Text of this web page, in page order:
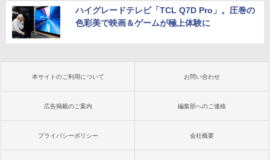
ハイグレードテレビ「TCL Q7D Pro」。圧巻の
色彩美で映画＆ゲームが極上体験に
本サイトのご利用について お問い合わせ
広告掲載のご案内 編集部へのご連絡
プライバシーポリシー 会社概要